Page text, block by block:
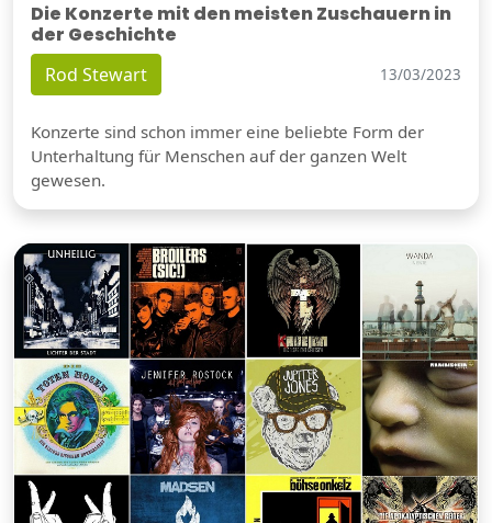
Die Konzerte mit den meisten Zuschauern in
der Geschichte
Rod Stewart 13/03/2023
Konzerte sind schon immer eine beliebte Form der
Unterhaltung für Menschen auf der ganzen Welt
gewesen.